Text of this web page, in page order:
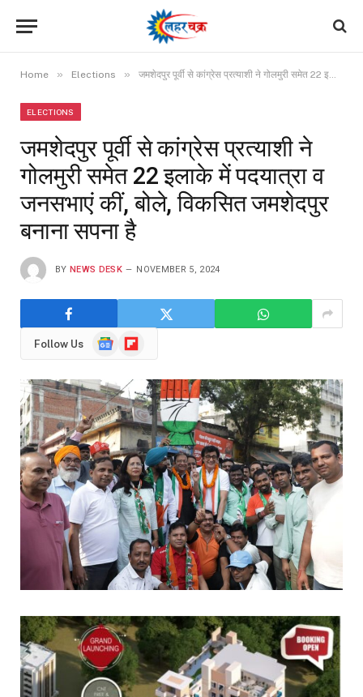
Home » Elections » जमशेदपुर पूर्वी से कांग्रेस प्रत्याशी ने गोलमुरी समेत 22 इलाके में पदयात्रा व जनसभाएं कीं, बोले, विकसित जमशेदपुर बनाना सपना है
ELECTIONS
जमशेदपुर पूर्वी से कांग्रेस प्रत्याशी ने
गोलमुरी समेत 22 इलाके में पदयात्रा व
जनसभाएं कीं, बोले, विकसित जमशेदपुर
बनाना सपना है
BY NEWS DESK NOVEMBER 5, 2024
Follow Us
GoogleFlipboard